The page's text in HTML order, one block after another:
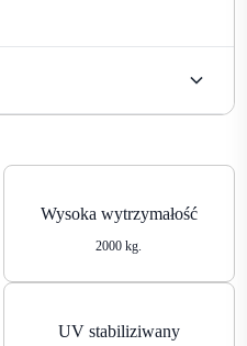
Wysoka wytrzymałość
2000 kg.
UV stabiliziwany